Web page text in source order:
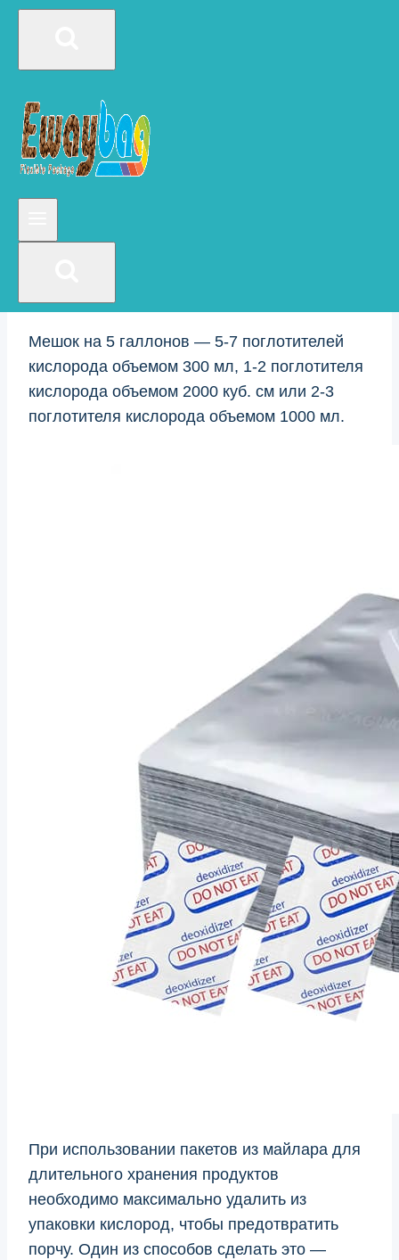
Мешок на 1 кварту — поглотитель кислорода
100 мл
кислорода 1-1000 куб.
Мешок на 5 галлонов — 5-7 поглотителей
кислорода объемом 300 мл, 1-2 поглотителя
кислорода объемом 2000 куб. см или 2-3
поглотителя кислорода объемом 1000 мл.
При использовании пакетов из майлара для
длительного хранения продуктов
необходимо максимально удалить из
упаковки кислород, чтобы предотвратить
порчу. Один из способов сделать это —